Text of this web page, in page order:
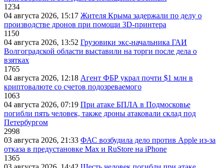
1234
04 августа 2026, 15:17 Жителя Крыма задержали по делу о
производстве дронов при помощи 3D‑принтера
1150
04 августа 2026, 13:52 Грузовики экс-начальника ГАИ
Волгоградской области выставили на торги после дела о
взятках
1765
04 августа 2026, 12:18 Агент ФБР украл почти $1 млн в
криптовалюте со счетов подозреваемого
1063
04 августа 2026, 07:19 При атаке БПЛА в Подмосковье
погибли пять человек, также дроны атаковали склад под
Петербургом
2998
03 августа 2026, 21:33 ФАС возбудила дело против Apple из-за
отказа в предустановке Max и RuStore на iPhone
1365